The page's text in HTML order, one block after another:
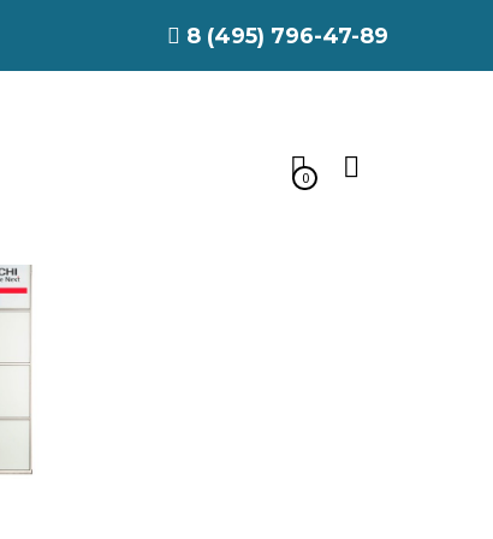
8 (495) 796-47-89
0